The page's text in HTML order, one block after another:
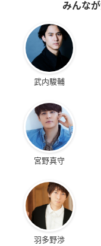
みんな
武内駿輔
宮野真守
羽多野渉